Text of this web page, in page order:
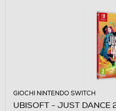
GIOCHI NINTENDO SWITCH
UBISOFT - JUST DANCE